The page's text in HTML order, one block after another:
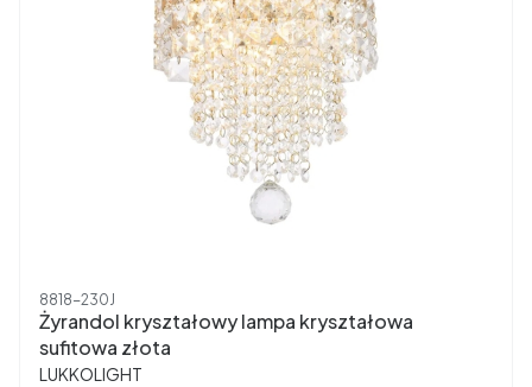
Kod produktu
8818-230J
Żyrandol kryształowy lampa kryształowa
sufitowa złota
PRODUCENT
LUKKOLIGHT